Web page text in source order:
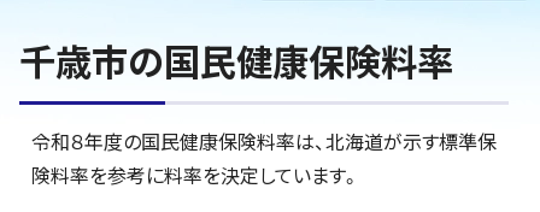
千歳市の国民健康保険料率
令和８年度の国民健康保険料率は、北海道が示す標準保
険料率を参考に料率を決定しています。